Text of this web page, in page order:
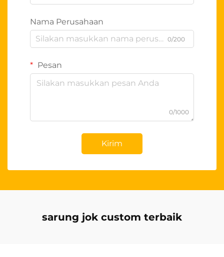
Nama Perusahaan
0/200
Pesan
0/1000
Kirim
sarung jok custom terbaik